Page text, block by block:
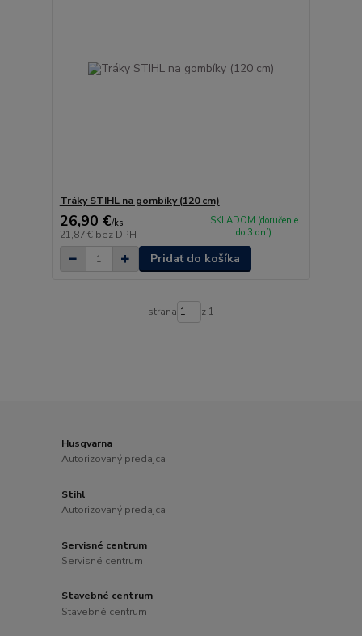
Tráky STIHL na gombíky (120 cm)
26,90 €/ks
21,87 € bez DPH
SKLADOM (doručenie
do 3 dní)
Pridať do košíka
strana z 1
Husqvarna
Autorizovaný predajca
Stihl
Autorizovaný predajca
Servisné centrum
Servisné centrum
Stavebné centrum
Stavebné centrum